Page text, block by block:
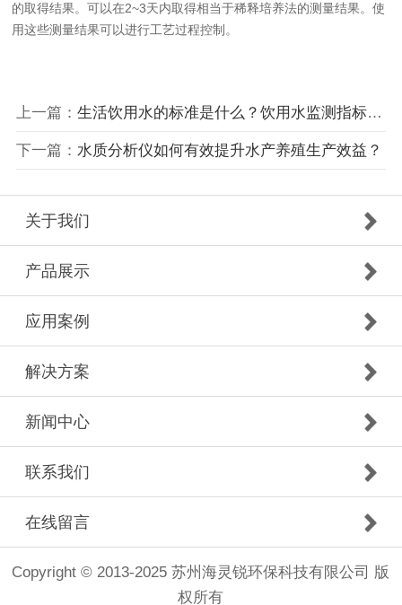
的取得结果。可以在2~3天内取得相当于稀释培养法的测量结果。使
用这些测量结果可以进行工艺过程控制。
上一篇： 生活饮用水的标准是什么？饮用水监测指标有哪
下一篇： 水质分析仪如何有效提升水产养殖生产效益？
关于我们
产品展示
应用案例
解决方案
新闻中心
联系我们
在线留言
Copyright © 2013-2025 苏州海灵锐环保科技有限公司 版
权所有